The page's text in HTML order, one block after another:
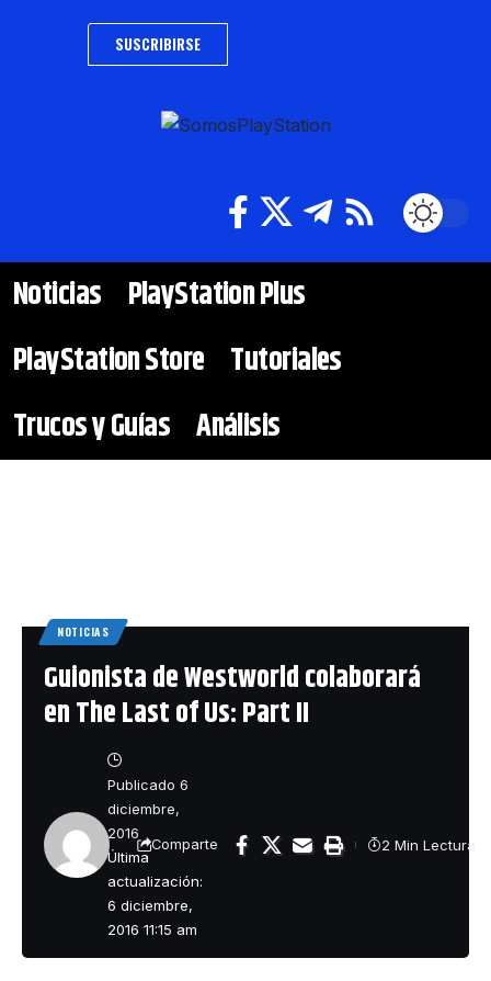
SUSCRIBIRSE
Noticias
PlayStation Plus
PlayStation Store Tutoriales
Trucos y Guías Análisis
NOTICIAS
Guionista de Westworld colaborará
en The Last of Us: Part II
Última
actualización:
6 diciembre,
2016 11:15 am
Publicado 6
diciembre,
2016
Comparte 2 Min Lectura